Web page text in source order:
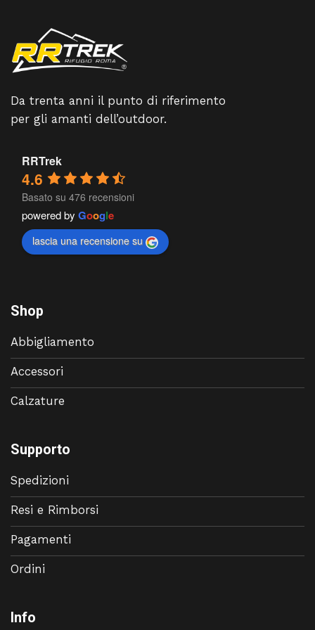
Da trenta anni il punto di riferimento
per gli amanti dell’outdoor.
RRTrek
4.6
Basato su 476 recensioni
powered by Google
lascia una recensione su
Shop
Abbigliamento
Accessori
Calzature
Supporto
Spedizioni
Resi e Rimborsi
Pagamenti
Ordini
Info